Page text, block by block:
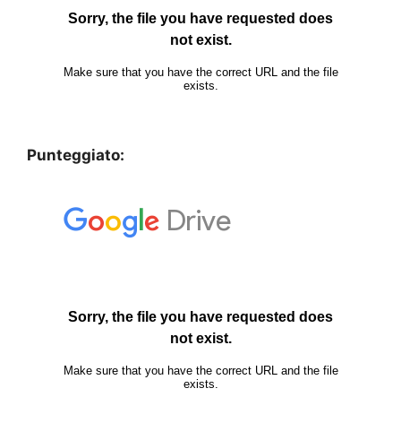
Punteggiato: